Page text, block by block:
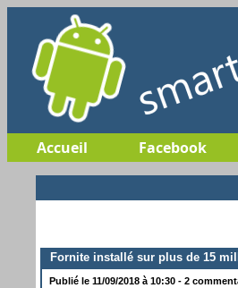
Accueil Facebook
Fornite installé sur plus de 15
Publié le 11/09/2018 à 10:30 - 2